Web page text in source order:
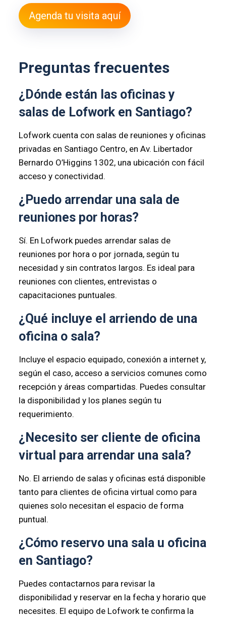
Agenda tu visita aquí
Preguntas frecuentes
¿Dónde están las oficinas y
salas de Lofwork en Santiago?
Lofwork cuenta con salas de reuniones y oficinas
privadas en Santiago Centro, en Av. Libertador
Bernardo O’Higgins 1302, una ubicación con fácil
acceso y conectividad.
¿Puedo arrendar una sala de
reuniones por horas?
Sí. En Lofwork puedes arrendar salas de
reuniones por hora o por jornada, según tu
necesidad y sin contratos largos. Es ideal para
reuniones con clientes, entrevistas o
capacitaciones puntuales.
¿Qué incluye el arriendo de una
oficina o sala?
Incluye el espacio equipado, conexión a internet y,
según el caso, acceso a servicios comunes como
recepción y áreas compartidas. Puedes consultar
la disponibilidad y los planes según tu
requerimiento.
¿Necesito ser cliente de oficina
virtual para arrendar una sala?
No. El arriendo de salas y oficinas está disponible
tanto para clientes de oficina virtual como para
quienes solo necesitan el espacio de forma
puntual.
¿Cómo reservo una sala u oficina
en Santiago?
Puedes contactarnos para revisar la
disponibilidad y reservar en la fecha y horario que
necesites. El equipo de Lofwork te confirma la